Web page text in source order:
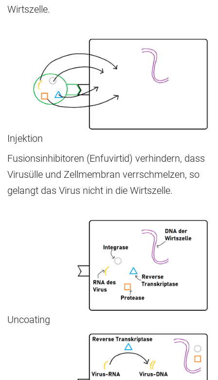
Wirtszelle.
Injektion
Fusionsinhibitoren (Enfuvirtid) verhindern, dass
Virusülle und Zellmembran verrschmelzen, so
gelangt das Virus nicht in die Wirtszelle.
Uncoating